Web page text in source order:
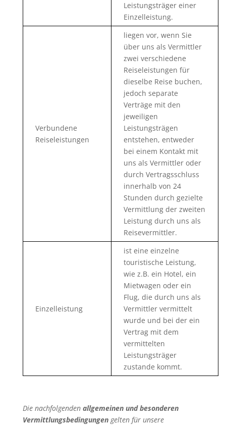
Leistungsträger einer
Einzelleistung.
Verbundene
Reiseleistungen
liegen vor, wenn Sie
über uns als Vermittler
zwei verschiedene
Reiseleistungen für
dieselbe Reise buchen,
jedoch separate
Verträge mit den
jeweiligen
Leistungsträgen
entstehen, entweder
bei einem Kontakt mit
uns als Vermittler oder
durch Vertragsschluss
innerhalb von 24
Stunden durch gezielte
Vermittlung der zweiten
Leistung durch uns als
Reisevermittler.
Einzelleistung
ist eine einzelne
touristische Leistung,
wie z.B. ein Hotel, ein
Mietwagen oder ein
Flug, die durch uns als
Vermittler vermittelt
wurde und bei der ein
Vertrag mit dem
vermittelten
Leistungsträger
zustande kommt.
Die nachfolgenden allgemeinen und besonderen
Vermittlungsbedingungengelten für unsere